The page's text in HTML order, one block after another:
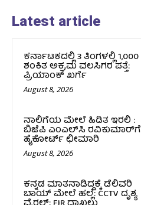
Latest article
ಕರ್ನಾಟಕದಲ್ಲಿ 3 ತಿಂಗಳಲ್ಲಿ 1,000
ಶಂಕಿತ ಅಕ್ರಮ ವಲಸಿಗರ ಪತ್ತೆ:
ಪ್ರಿಯಾಂಕ್‌ ಖರ್ಗೆ
August 8, 2026
ನಾಲಿಗೆಯ ಮೇಲೆ ಹಿಡಿತ ಇರಲಿ :
ಬಿಜೆಪಿ ಎಂಎಲ್‌ಸಿ ರವಿಕುಮಾರ್‌ಗೆ
ಹೈಕೋರ್ಟ್ ಛೀಮಾರಿ
August 8, 2026
ಕನ್ನಡ ಮಾತನಾಡಿದ್ದಕ್ಕೆ ಡೆಲಿವರಿ
ಬಾಯ್ ಮೇಲೆ ಹಲ್ಲೆ: CCTV ದೃಶ್ಯ